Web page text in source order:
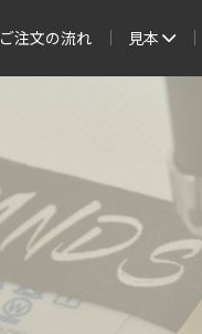
ご注文の流れ 見本